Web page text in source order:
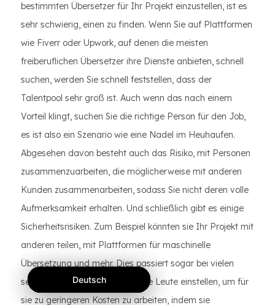
bestimmten Übersetzer für Ihr Projekt einzustellen, ist es
sehr schwierig, einen zu finden. Wenn Sie auf Plattformen
wie Fiverr oder Upwork, auf denen die meisten
freiberuflichen Übersetzer ihre Dienste anbieten, schnell
suchen, werden Sie schnell feststellen, dass der
Talentpool sehr groß ist. Auch wenn das nach einem
Vorteil klingt, suchen Sie die richtige Person für den Job,
es ist also ein Szenario wie eine Nadel im Heuhaufen.
Abgesehen davon besteht auch das Risiko, mit Personen
zusammenzuarbeiten, die möglicherweise mit anderen
Kunden zusammenarbeiten, sodass Sie nicht deren volle
Aufmerksamkeit erhalten. Und schließlich gibt es einige
Sicherheitsrisiken. Zum Beispiel könnten sie Ihr Projekt mit
anderen teilen, mit Plattformen für maschinelle
Übersetzung und mehr. Dies passiert sogar bei vielen
seriösen Freelancern, die andere Leute einstellen, um für
sie zu geringeren Kosten zu arbeiten, indem sie
Deutsch
Deutsch
Deutsch